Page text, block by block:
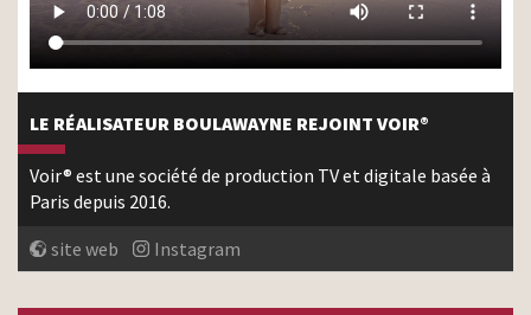
LE RÉALISATEUR BOULAWAYNE REJOINT VOIR®
Voir® est une société de production TV et digitale basée à
Paris depuis 2016.
site web
Instagram